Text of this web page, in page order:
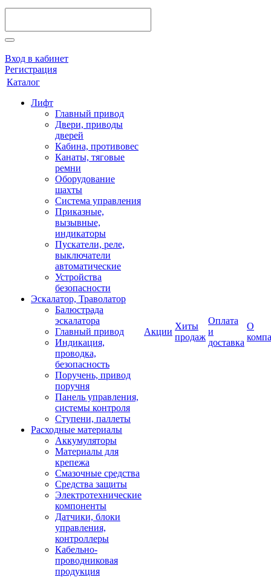
Вход в кабинет
Регистрация
Каталог
Лифт
Главный привод
Двери, приводы
дверей
Кабина, противовес
Канаты, тяговые
ремни
Оборудование
шахты
Система управления
Приказные,
вызывные,
индикаторы
Пускатели, реле,
выключатели
автоматические
Устройства
безопасности
Эскалатор, Траволатор
Балюстрада
эскалатора
Главный привод
Индикация,
проводка,
безопасность
Поручень, привод
поручня
Панель управления,
системы контроля
Ступени, паллеты
Расходные материалы
Аккумуляторы
Материалы для
крепежа
Смазочные средства
Средства защиты
Электротехнические
компоненты
Датчики, блоки
управления,
контроллеры
Кабельно-
проводниковая
продукция
Акции
Хиты
продаж
Оплата
и
доставка
О